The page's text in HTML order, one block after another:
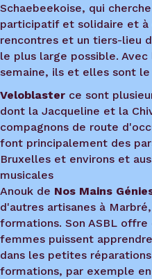
Schaebeekoise, qui
participatif et solidaire et à
rencontres et un tiers-lieu
le plus large possible. Avec
semaine, ils et elles sont
Veloblaster ce sont
dont la Jacqueline et la
compagnons de route
font principalement des
Bruxelles et environs et
musicales
Anouk de Nos Mains
d'autres artisanes à
formations. Son ASBL
femmes puissent
dans les petites
formations, par exemple